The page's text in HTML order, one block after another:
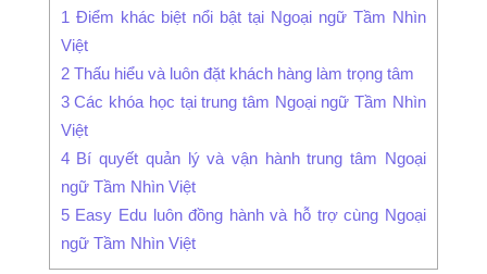
1 Điểm khác biệt nổi bật tại Ngoại ngữ Tầm Nhìn
Việt
2Thấu hiểu và luôn đặt khách hàng làm trọng tâm
3Các khóa học tại trung tâm Ngoại ngữ Tầm Nhìn
Việt
4Bí quyết quản lý và vận hành trung tâm Ngoại
ngữ Tầm Nhìn Việt
5Easy Edu luôn đồng hành và hỗ trợ cùng Ngoại
ngữ Tầm Nhìn Việt